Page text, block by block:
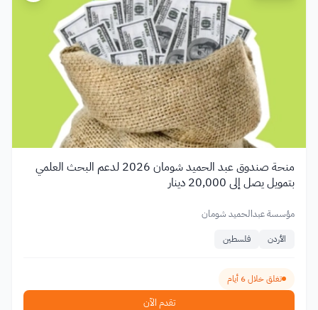
منحة صندوق عبد الحميد شومان 2026 لدعم البحث العلمي
بتمويل يصل إلى 20,000 دينار
مؤسسة عبدالحميد شومان
الأردن فلسطين
تغلق خلال 6 أيام
تقدم الآن